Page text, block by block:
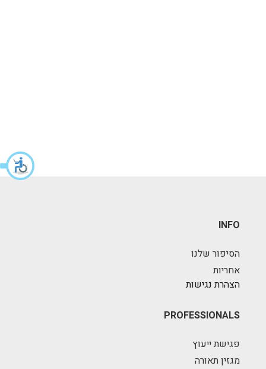
INFO
הסיפור שלנו
אחריות
הצהרת נגישות
PROFESSIONALS
פגישת ייעוץ
מגזין תאורה